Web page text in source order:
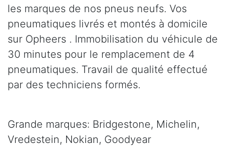
les marques de nos pneus neufs. Vos
pneumatiques livrés et montés à domicile
sur Opheers . Immobilisation du véhicule de
30 minutes pour le remplacement de 4
pneumatiques. Travail de qualité effectué
par des techniciens formés.
Grande marques: Bridgestone, Michelin,
Vredestein, Nokian, Goodyear